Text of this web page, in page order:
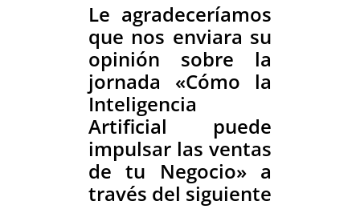
Le agradeceríamos
que nos enviara su
opinión sobre la
jornada «Cómo la
Inteligencia
Artificial puede
impulsar las ventas
de tu Negocio» a
través del siguiente